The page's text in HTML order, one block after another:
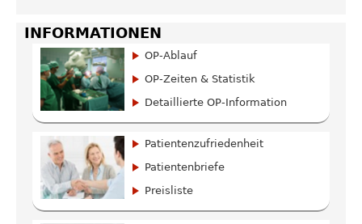
INFORMATIONEN
OP-Ablauf
OP-Zeiten & Statistik
Detaillierte OP-Information
Patientenzufriedenheit
Patientenbriefe
Preisliste